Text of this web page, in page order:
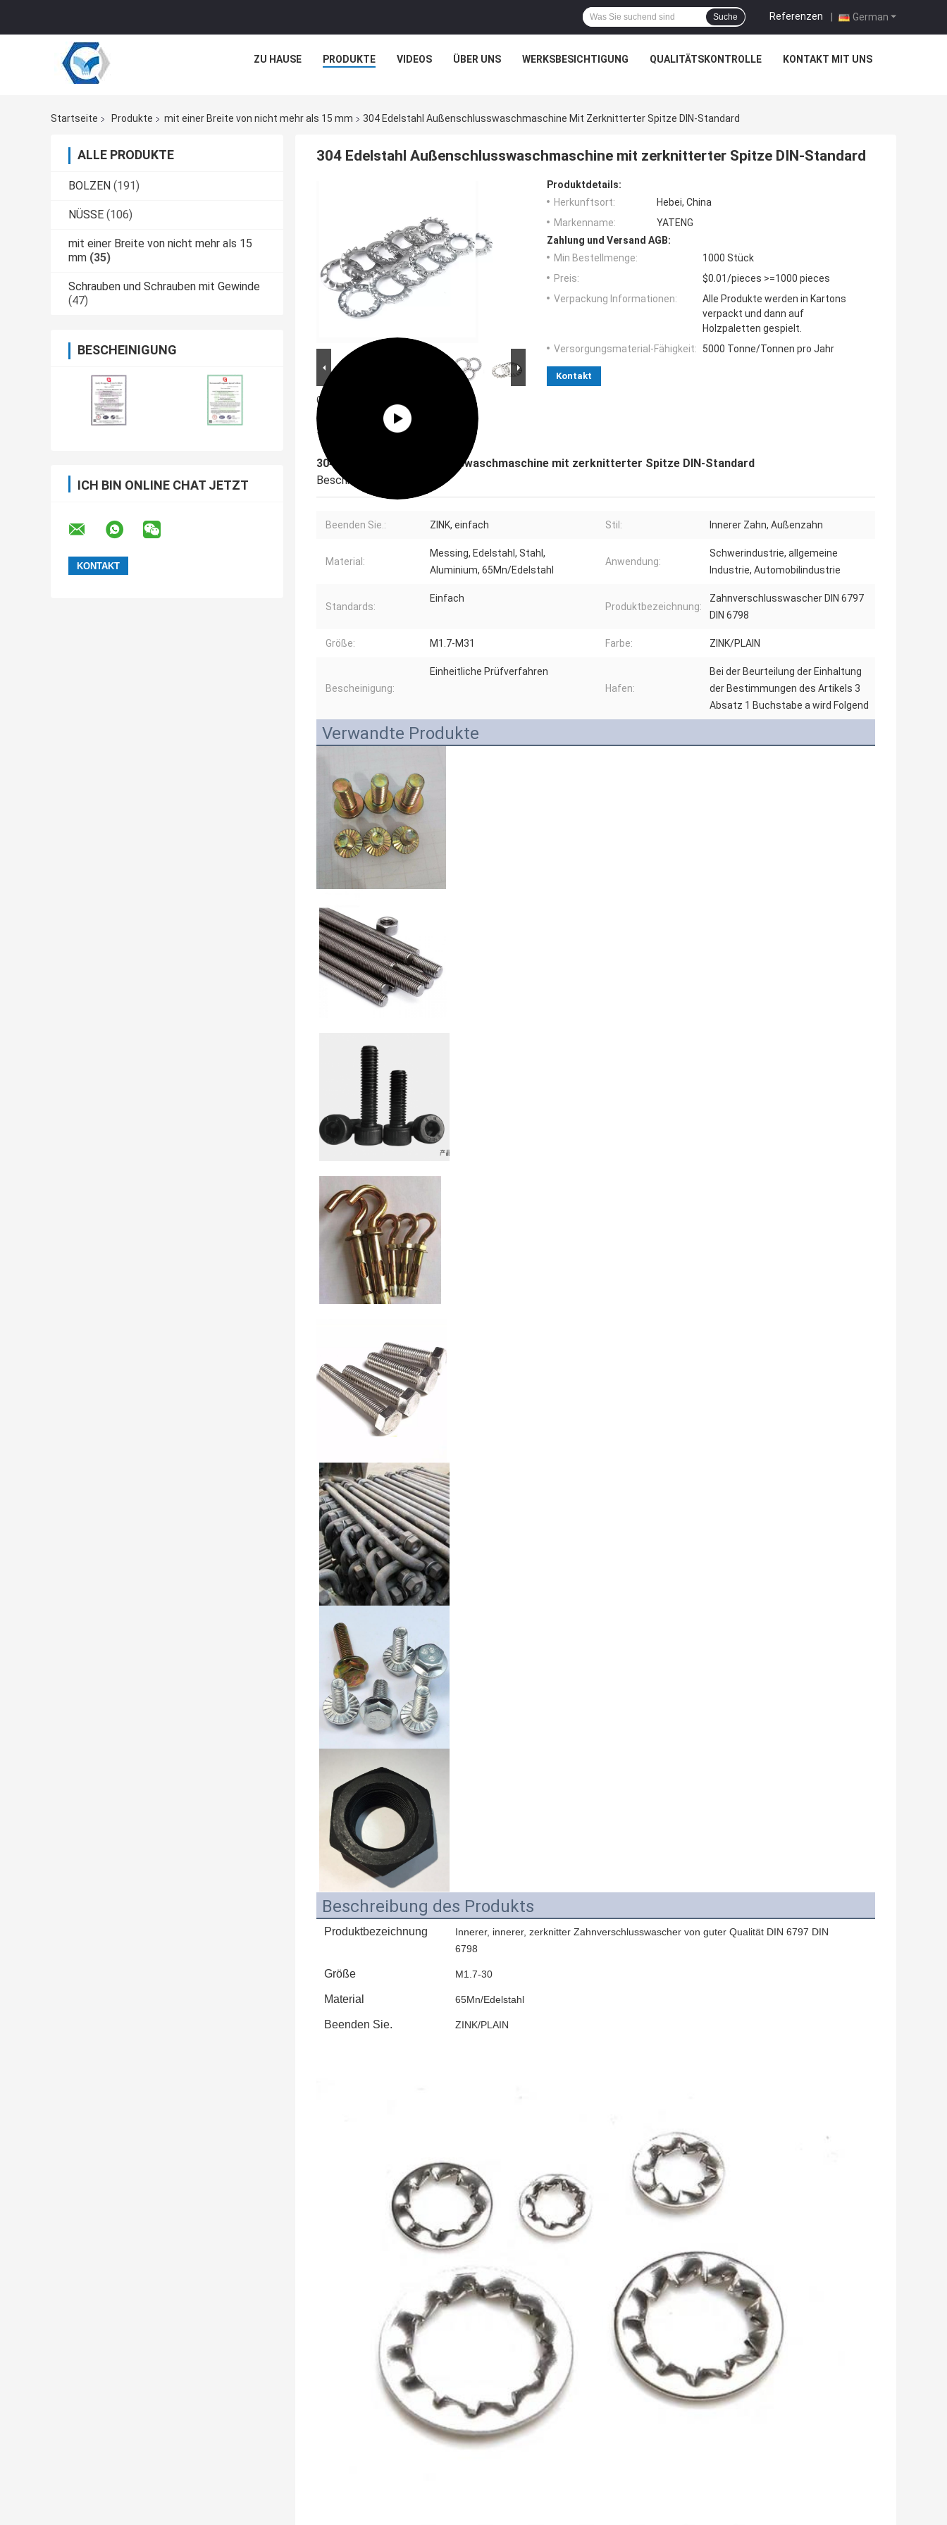
German
Referenzen |
Suche
ZU HAUSE PRODUKTE VIDEOS ÜBER UNS WERKSBESICHTIGUNG QUALITÄTSKONTROLLE KONTAKT MIT UNS
Startseite Produkte mit einer Breite von nicht mehr als 15 mm 304 Edelstahl Außenschlusswaschmaschine Mit Zerknitterter Spitze DIN-Standard
ALLE PRODUKTE
BOLZEN (191)
NÜSSE (106)
mit einer Breite von nicht mehr als 15
mm (35)
Schrauben und Schrauben mit Gewinde
(47)
BESCHEINIGUNG
ICH BIN ONLINE CHAT JETZT
304 Edelstahl Außenschlusswaschmaschine mit zerknitterter Spitze DIN-Standard
Großes Bild :
Außenschlusswaschmaschine mit
zerknitterter Spitze DIN-Standard
Produktdetails:
Herkunftsort:
Hebei, China
Markenname:
YATENG
Zahlung und Versand AGB:
Min Bestellmenge:
1000 Stück
Preis:
$0.01/pieces >=1000 pieces
Verpackung Informationen:
Alle Produkte werden in Kartons
verpackt und dann auf
Holzpaletten gespielt.
Versorgungsmaterial-Fähigkeit:
5000 Tonne/Tonnen pro Jahr
Kontakt
304 Edelstahl Außenschlusswaschmaschine mit zerknitterter Spitze DIN-Standard
Beschreibung
Beenden Sie.: ZINK, einfach Stil: Innerer Zahn, Außenzahn
Material:
Messing, Edelstahl, Stahl,
Aluminium, 65Mn/Edelstahl
Anwendung:
Schwerindustrie, allgemeine
Industrie, Automobilindustrie
Standards:
Einfach
Produktbezeichnung:
Zahnverschlusswascher DIN 6797
DIN 6798
Größe: M1.7-M31 Farbe: ZINK/PLAIN
Bescheinigung:
Einheitliche Prüfverfahren
Hafen:
Bei der Beurteilung der Einhaltung
der Bestimmungen des Artikels 3
Absatz 1 Buchstabe a wird Folgend
Verwandte Produkte
Beschreibung des Produkts
Produktbezeichnung
Innerer, innerer, zerknitter Zahnverschlusswascher von guter Qualität DIN 6797 DIN
6798
Größe M1.7-30
Material 65Mn/Edelstahl
Beenden Sie. ZINK/PLAIN